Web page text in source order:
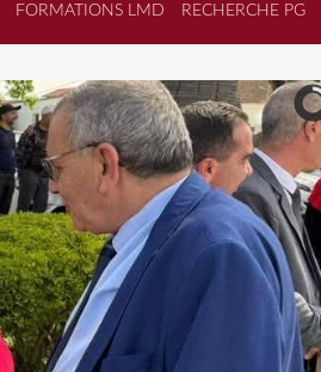
FORMATIONS LMD RECHERCHE PG